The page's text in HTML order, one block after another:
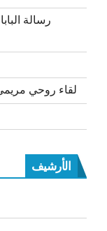
لقاء روحي مريمي
الأرشيف